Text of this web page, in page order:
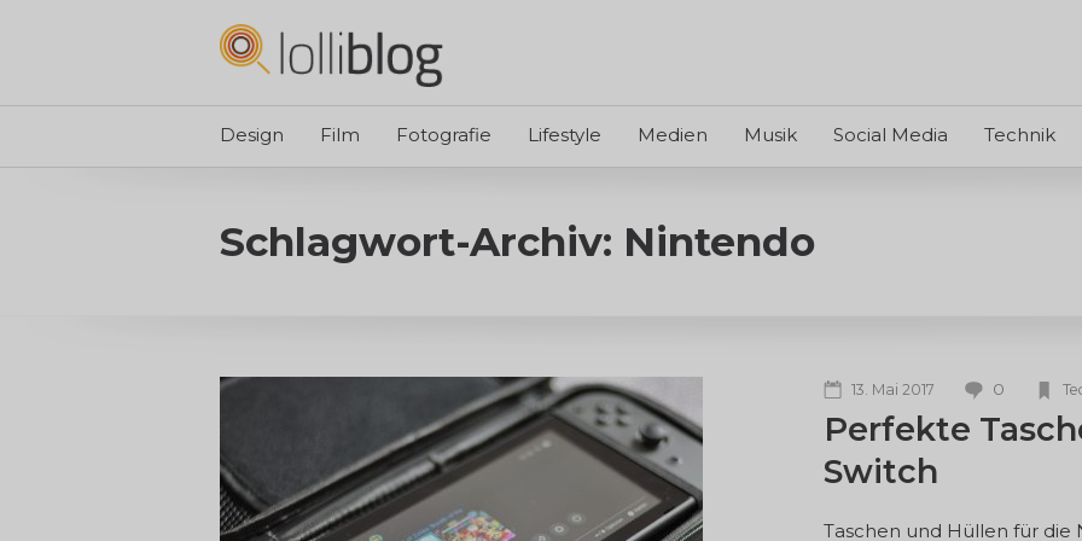
Design Film Fotografie Lifestyle Medien Musik Social Media Technik
Schlagwort-Archiv: Nintendo
13. Mai 2017 0
Perfekte
Switch
Taschen und Hüllen für die